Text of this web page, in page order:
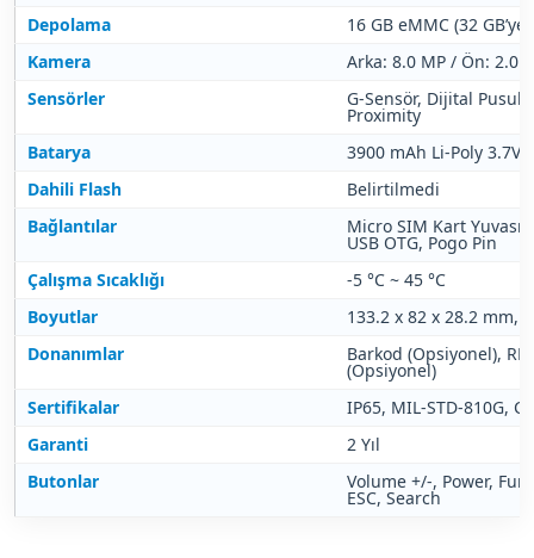
Depolama
16 GB eMMC (32
Kamera
Arka: 8.0 MP / Ön: 2.0
Sensörler
G-Sensör, Dijital
Proximity
Batarya
3900 mAh Li-Poly 3.7V
Dahili Flash
Belirtilmedi
Bağlantılar
Micro SIM Kart Yuvası,
USB OTG, Pogo Pin
Çalışma Sıcaklığı
-5 °C ~ 45 °C
Boyutlar
133.2 x 82 x 28.2 mm,
Donanımlar
Barkod (Opsiyonel),
(Opsiyonel)
Sertifikalar
IP65, MIL-STD-810G,
Garanti
2 Yıl
Butonlar
Volume +/-, Power,
ESC, Search